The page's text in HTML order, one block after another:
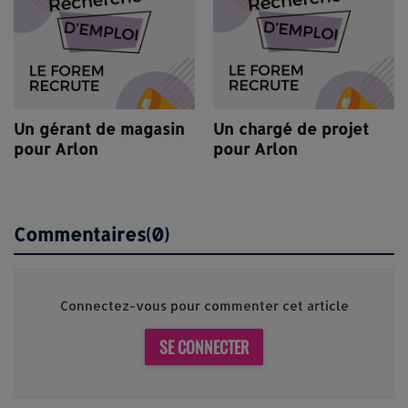
Un gérant de magasin
pour Arlon
Un chargé de projet
pour Arlon
Commentaires(0)
Connectez-vous pour commenter cet article
SE CONNECTER